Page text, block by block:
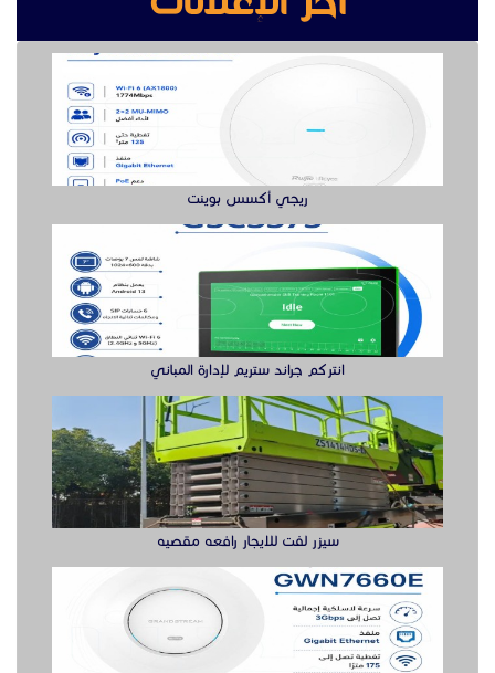
انتركم جراند ستريم لإدارة المباني
سيزر لفت للايجار رافعه مقصيه
أكس بوينت جراند ستريم
سويتش ريجي حل متكامل لتوسعة الشبكة